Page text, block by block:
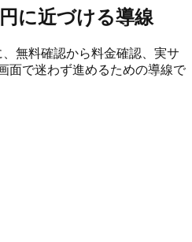
に近づける導線
無料確認から料金確認、実サ
面で迷わず進めるための導線で